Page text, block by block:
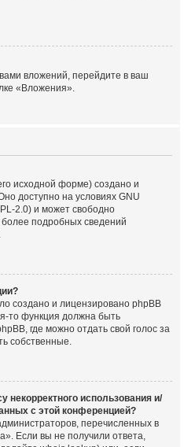
вложений, перейдите в ваш
«Вложения».
исходной форме) создано и
доступно на условиях GNU
2.0) и может свободно
подробных сведений
.
создано и лицензировано phpBB
то функция должна быть
, где можно отдать свой голос за
собственные.
некорректного использования и/
с этой конференцией?
перечисленных в
Если вы не получили ответа,